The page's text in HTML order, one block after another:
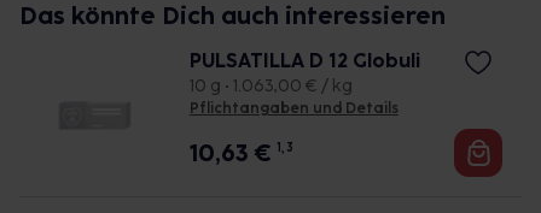
Das könnte Dich auch interessieren
PULSATILLA D 12 Globuli
10 g • 1.063,00 € / kg
Pflichtangaben und Details
10,63 € 1, 3